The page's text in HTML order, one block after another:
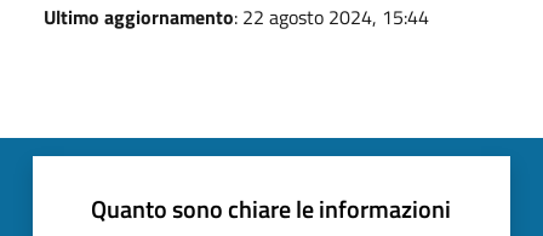
Ultimo aggiornamento: 22 agosto 2024, 15:44
Quanto sono chiare le informazioni